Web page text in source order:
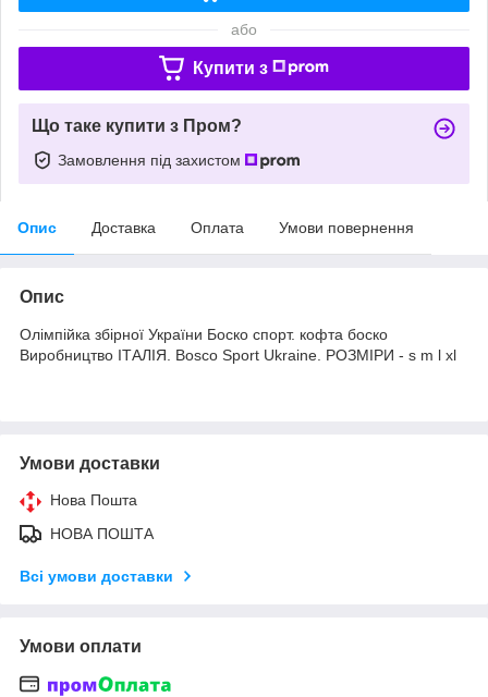
або
Купити з
Що таке купити з Пром?
Замовлення під захистом
Опис Доставка Оплата Умови повернення
Опис
Олімпійка збірної України Боско спорт. кофта боско
Виробництво ІТАЛІЯ. Bosco Sport Ukraine. РОЗМІРИ - s m l xl
Умови доставки
Нова Пошта
НОВА ПОШТА
Всі умови доставки
Умови оплати